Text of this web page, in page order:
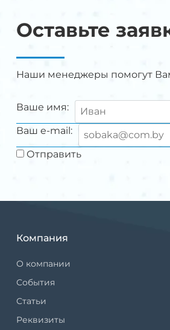
Оставьте
Наши менеджеры помогут
Ваше имя:
Ваш e-mail:
Отправить
Компания
О компании
События
Статьи
Реквизиты